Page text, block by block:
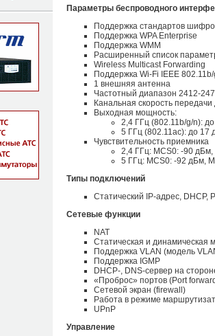
Параметры беспроводного
Поддержка стандартов
Поддержка WPA Enterprise
Поддержка WMM
Расширенный список
Wireless Multicast Forwarding
Поддержка Wi-Fi IEEE
1 внешняя антенна
Частотный диапазон 2412-
Канальная скорость
Выходная мощность:
2,4 ГГц (802.11b/g/n):
5 ГГц (802.11ac): до 17
Чувствительность приемника
2,4 ГГц: MCS0: -90
5 ГГц: MCS0: -92 дБм,
Типы подключений
Статический IP-адрес, DHCP,
Сетевые функции
NAT
Статическая и динамическая
Поддержка VLAN (модель
Поддержка IGMP
DHCP-, DNS-сервер на
«Проброс» портов (Port
Сетевой экран (firewall)
Работа в режиме
UPnP
Управление